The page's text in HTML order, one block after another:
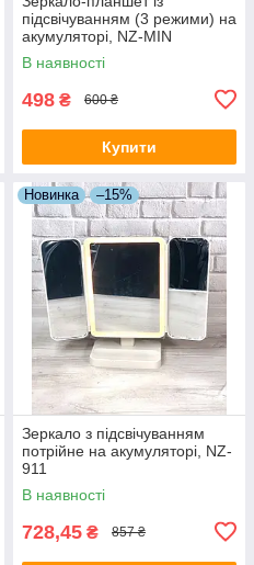
підсвічуванням (3 режими) на
акумуляторі, NZ-MIN
В наявності
498 ₴ 600 ₴
Купити
Новинка –15%
Зеркало з підсвічуванням
потрійне на акумуляторі, NZ-
911
В наявності
728,45 ₴ 857 ₴